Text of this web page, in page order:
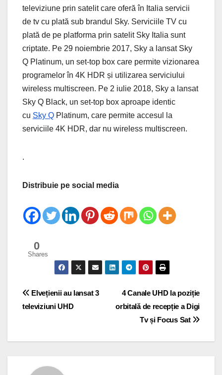
televiziune prin satelit care oferă în Italia servicii
de tv cu plată sub brandul Sky. Serviciile TV cu
plată de pe platforma prin satelit Sky Italia sunt
criptate. Pe 29 noiembrie 2017, Sky a lansat Sky
Q Platinum, un set-top box care permite vizionarea
programelor în 4K HDR și utilizarea serviciului
wireless multiscreen. Pe 2 iulie 2018, Sky a lansat
Sky Q Black, un set-top box aproape identic
cu Sky Q Platinum, care permite accesul la
serviciile 4K HDR, dar nu wireless multiscreen.
.
Distribuie pe social media
0
Shares
Post
4 Canale UHD la poziție
orbitală de recepție a Digi
Tv și Focus Sat
Elvețienii au lansat 3
televiziuni UHD